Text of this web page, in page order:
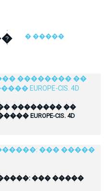
� �����
�������� ��
EUROPE-CIS. 4D
��� �����